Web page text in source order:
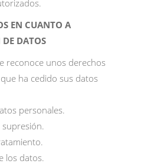
EN CUANTO A
DATOS
reconoce unos derechos
ha cedido sus datos
personales.
supresión.
los datos.